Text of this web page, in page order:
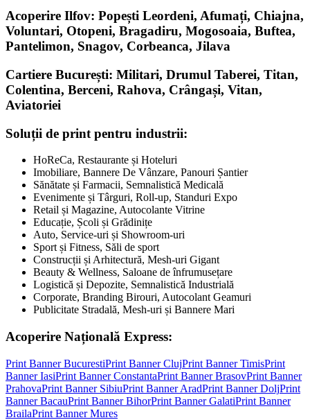
Acoperire Ilfov: Popești Leordeni, Afumați, Chiajna,
Voluntari, Otopeni, Bragadiru, Mogosoaia, Buftea,
Pantelimon, Snagov, Corbeanca, Jilava
Cartiere București: Militari, Drumul Taberei, Titan,
Colentina, Berceni, Rahova, Crângași, Vitan,
Aviatoriei
Soluții de print pentru industrii:
HoReCa, Restaurante și Hoteluri
Imobiliare, Bannere De Vânzare, Panouri Șantier
Sănătate și Farmacii, Semnalistică Medicală
Evenimente și Târguri, Roll-up, Standuri Expo
Retail și Magazine, Autocolante Vitrine
Educație, Școli și Grădinițe
Auto, Service-uri și Showroom-uri
Sport și Fitness, Săli de sport
Construcții și Arhitectură, Mesh-uri Gigant
Beauty & Wellness, Saloane de înfrumusețare
Logistică și Depozite, Semnalistică Industrială
Corporate, Branding Birouri, Autocolant Geamuri
Publicitate Stradală, Mesh-uri și Bannere Mari
Acoperire Națională Express:
Print BannerBucurestiPrint BannerClujPrint BannerTimisPrint
BannerIasiPrint BannerConstantaPrint BannerBrasovPrint Banner
PrahovaPrint Banner SibiuPrint BannerAradPrint BannerDoljPrint
BannerBacauPrint BannerBihorPrint BannerGalatiPrint Banner
BrailaPrint BannerMures